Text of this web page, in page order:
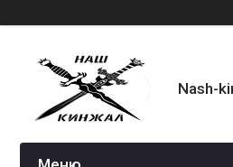
Nash-